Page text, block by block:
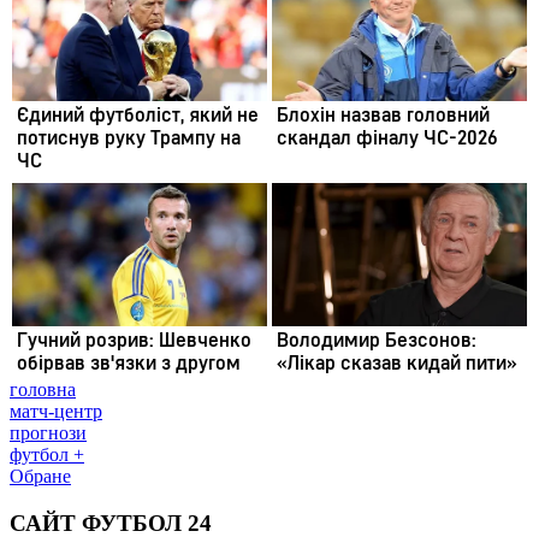
головна
матч-центр
прогнози
футбол +
Обране
САЙТ ФУТБОЛ 24